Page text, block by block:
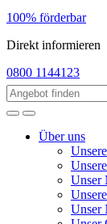
100% förderbar
Direkt informieren
0800 1144123
Über uns
Unser
Unser